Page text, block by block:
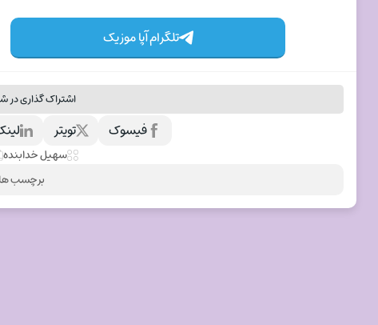
تلگرام آپا موزیک
اشتراک گذاری در
تویتر فیسوک
سهیل خدابنده
برچسب